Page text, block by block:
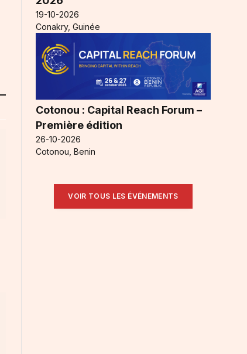
19-10-2026
Conakry, Guinée
Cotonou : Capital Reach Forum –
Première édition
26-10-2026
Cotonou, Benin
VOIR TOUS LES ÉVÉNEMENTS